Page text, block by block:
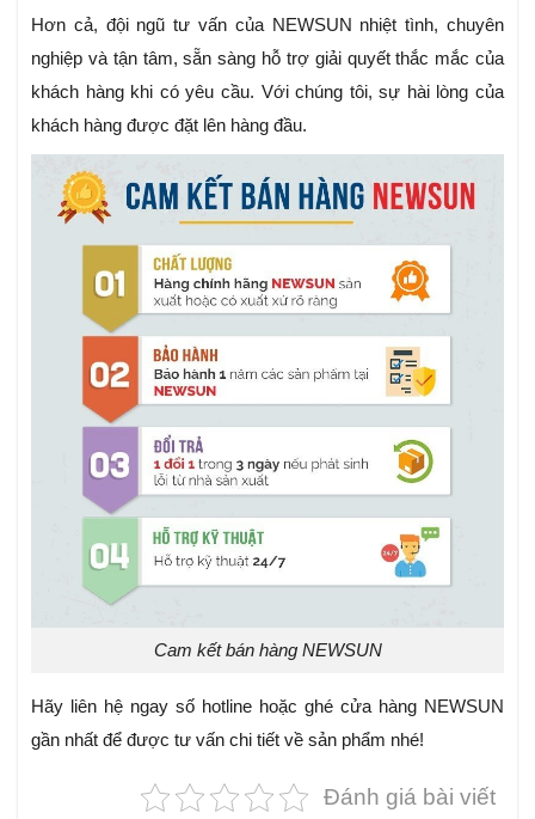
Hơn cả, đội ngũ tư vấn của NEWSUN nhiệt tình, chuyên
nghiệp và tận tâm, sẵn sàng hỗ trợ giải quyết thắc mắc của
khách hàng khi có yêu cầu. Với chúng tôi, sự hài lòng của
khách hàng được đặt lên hàng đầu.
Cam kết bán hàng NEWSUN
Hãy liên hệ ngay số hotline hoặc ghé cửa hàng NEWSUN
gần nhất để được tư vấn chi tiết về sản phẩm nhé!
Đánh giá bài viết